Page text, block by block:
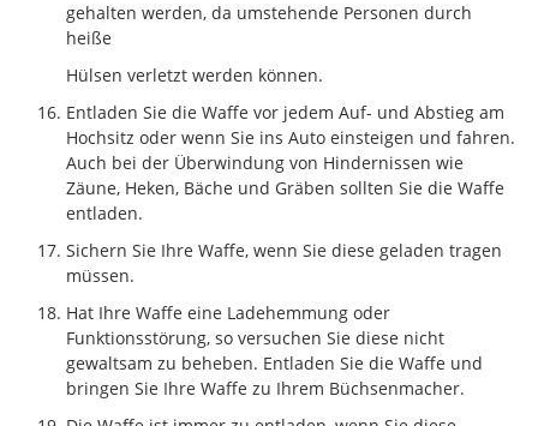
gehalten werden, da umstehende Personen durch
heiße
Hülsen verletzt werden können.
Entladen Sie die Waffe vor jedem Auf- und Abstieg am
Hochsitz oder wenn Sie ins Auto einsteigen und fahren.
Auch bei der Überwindung von Hindernissen wie
Zäune, Heken, Bäche und Gräben sollten Sie die Waffe
entladen.
Sichern Sie Ihre Waffe, wenn Sie diese geladen tragen
müssen.
Hat Ihre Waffe eine Ladehemmung oder
Funktionsstörung, so versuchen Sie diese nicht
gewaltsam zu beheben. Entladen Sie die Waffe und
bringen Sie Ihre Waffe zu Ihrem Büchsenmacher.